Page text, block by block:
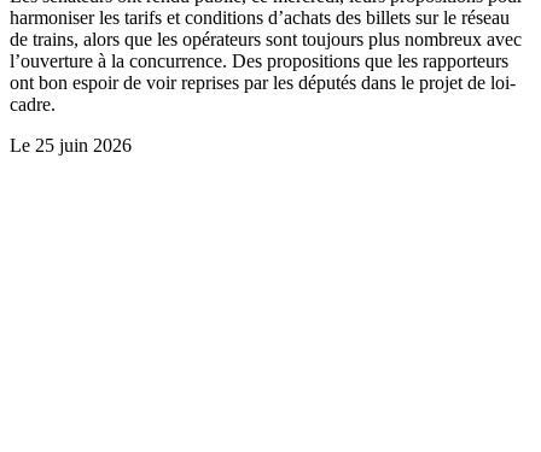
harmoniser les tarifs et conditions d’achats des billets sur le réseau
de trains, alors que les opérateurs sont toujours plus nombreux avec
l’ouverture à la concurrence. Des propositions que les rapporteurs
ont bon espoir de voir reprises par les députés dans le projet de loi-
cadre.
Le 25 juin 2026